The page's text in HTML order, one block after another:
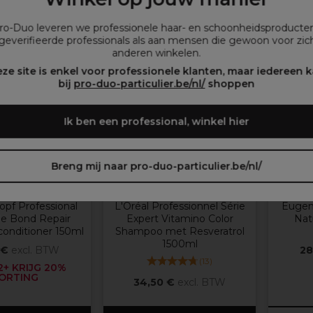
Duo leveren we professionele haar- en
professionals als aan mensen die gewoon voor
anderen winkelen.
site is enkel voor professionele klanten, maar iedereen
bij pro-duo-particulier.be/nl/shoppen
Ik ben een professional, winkel hier
Breng mij naar pro-duo-particulier.be/nl/
Professional
Bond Repair
150ml
excl. BTW
KRIJG 20%
L'Oréal Professionnel Série
Expert Vitamino Color
Shampoo met Resveratrol
1500ml
(13)
34,50 € excl. BTW